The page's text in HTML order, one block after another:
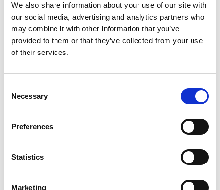
We also share information about your use of our site with
our social media, advertising and analytics partners who
may combine it with other information that you’ve
provided to them or that they’ve collected from your use
of their services.
Selection
Necessary
Preferences
Statistics
Marketing
✅Cykelkickoff för företag och grupper
Flerdagars cykeläventyr
✅Packningsservice
Har du ingen egen cykel? Inga problem! Vi erbjuder
klassiska damcyklar och el-damcyklar
, så att du kan
upptäcka Mark på egen hand eller delta i någon av